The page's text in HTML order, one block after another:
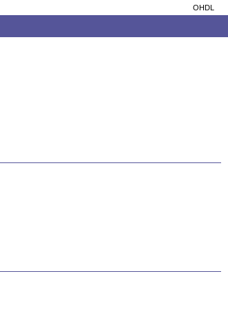
OHDL